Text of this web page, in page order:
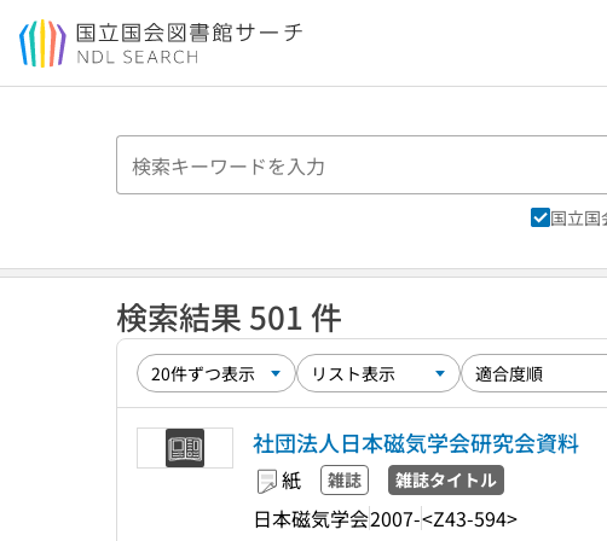
本文へ移動
国立国
検索結果 501 件
社団法人日本磁気学会研究会資料
紙 雑誌 雑誌タイトル
日本磁気学会2007-<Z43-594>